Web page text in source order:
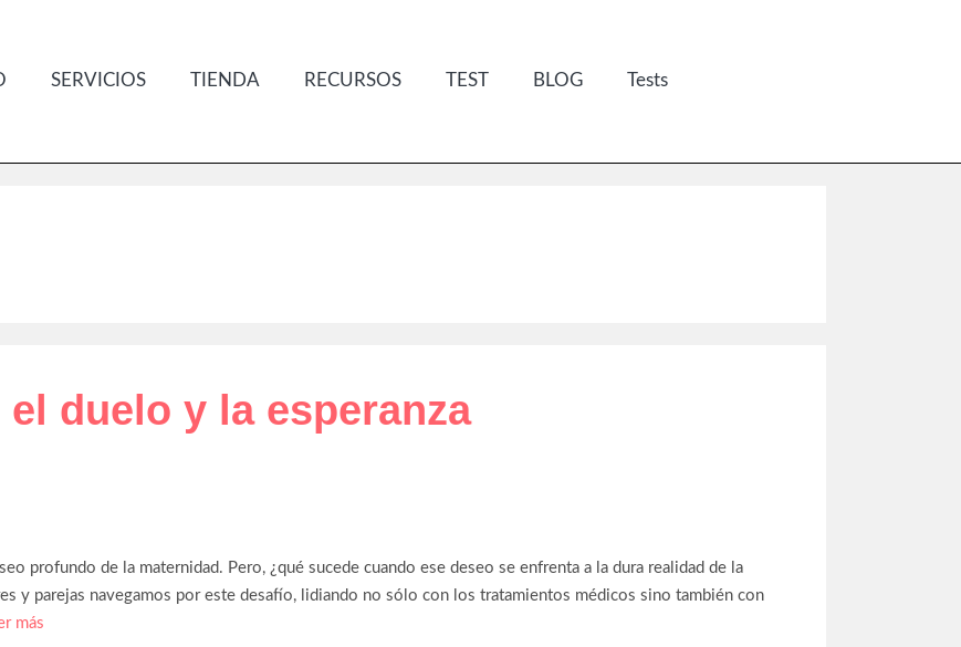
SERVICIOS TIENDA RECURSOS TEST BLOG Tests
duelo y la esperanza
profundo de la maternidad. Pero, ¿qué sucede cuando ese deseo se enfrenta a la dura realidad de la
y parejas navegamos por este desafío, lidiando no sólo con los tratamientos médicos sino también con
más